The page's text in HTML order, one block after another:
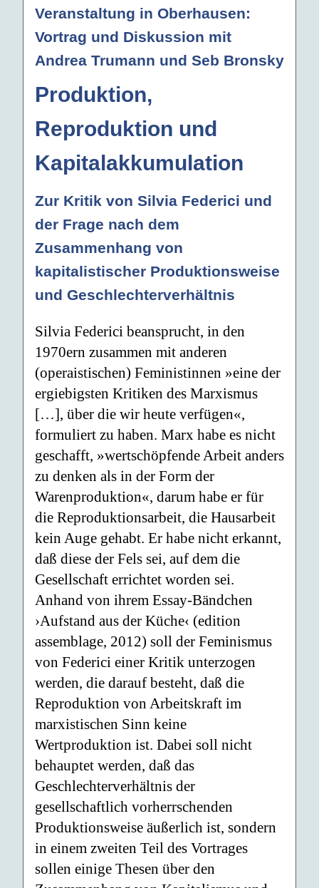
Veranstaltung in Oberhausen:
Vortrag und Diskussion mit
Andrea Trumann und Seb Bronsky
Produktion,
Reproduktion und
Kapitalakkumulation
Zur Kritik von Silvia Federici und
der Frage nach dem
Zusammenhang von
kapitalistischer Produktionsweise
und Geschlechterverhältnis
Silvia Federici beansprucht, in den
1970ern zusammen mit anderen
(operaistischen) Feministinnen »eine der
ergiebigsten Kritiken des Marxismus
[…], über die wir heute verfügen«,
formuliert zu haben. Marx habe es nicht
geschafft, »wertschöpfende Arbeit anders
zu denken als in der Form der
Warenproduktion«, darum habe er für
die Reproduktionsarbeit, die Hausarbeit
kein Auge gehabt. Er habe nicht erkannt,
daß diese der Fels sei, auf dem die
Gesellschaft errichtet worden sei.
Anhand von ihrem Essay-Bändchen
›Aufstand aus der Küche‹ (edition
assemblage, 2012) soll der Feminismus
von Federici einer Kritik unterzogen
werden, die darauf besteht, daß die
Reproduktion von Arbeitskraft im
marxistischen Sinn keine
Wertproduktion ist. Dabei soll nicht
behauptet werden, daß das
Geschlechterverhältnis der
gesellschaftlich vorherrschenden
Produktionsweise äußerlich ist, sondern
in einem zweiten Teil des Vortrages
sollen einige Thesen über den